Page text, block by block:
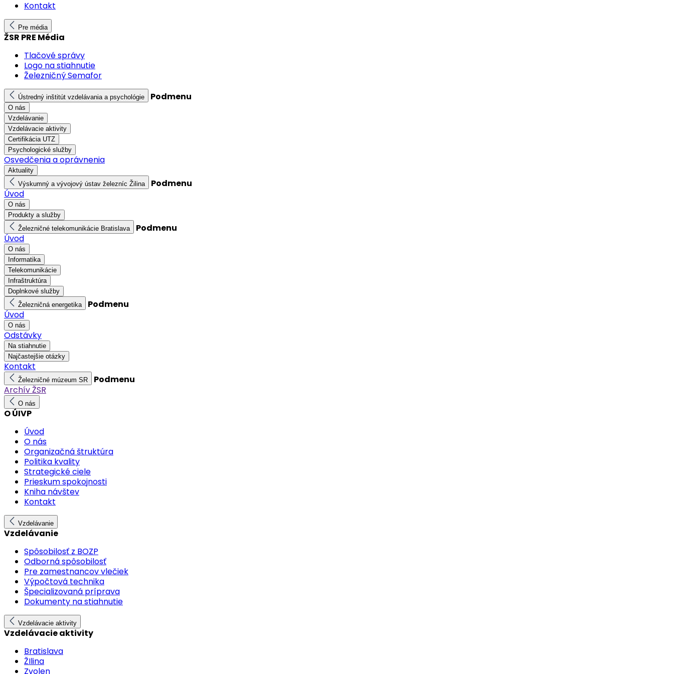
Kontakt
Pre média
ŽSR PRE Média
Tlačové správy
Logo na stiahnutie
Železničný Semafor
Ústredný inštitút vzdelávania a psychológie Podmenu
O nás
Vzdelávanie
Vzdelávacie aktivity
Certifikácia UTZ
Psychologické služby
Osvedčenia a oprávnenia
Aktuality
Výskumný a vývojový ústav železníc Žilina
Podmenu
Úvod
O nás
Produkty a služby
Železničné telekomunikácie Bratislava
Podmenu
Úvod
O nás
Informatika
Telekomunikácie
Infraštruktúra
Doplnkové služby
Železničná energetika
Podmenu
Úvod
O nás
Odstávky
Na stiahnutie
Najčastejšie otázky
Kontakt
Železničné múzeum SR
Podmenu
Archív ŽSR
O nás
O ÚIVP
Úvod
O nás
Organizačná štruktúra
Politika kvality
Strategické ciele
Prieskum spokojnosti
Kniha návštev
Kontakt
Vzdelávanie
Vzdelávanie
Spôsobilosť z BOZP
Odborná spôsobilosť
Pre zamestnancov vlečiek
Výpočtová technika
Špecializovaná príprava
Dokumenty na stiahnutie
Vzdelávacie aktivity
Vzdelávacie aktivity
Bratislava
ŽIlina
Zvolen